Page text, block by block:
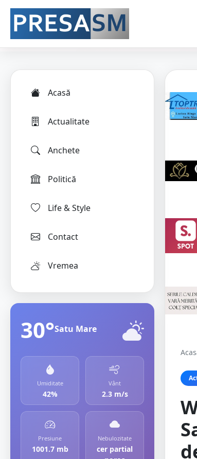
Acasă
Actualitate
Anchete
Politică
Life & Style
Contact
Vremea
30°Satu Mare
Umiditate
42%
Vânt
2.3 m/s
Presiune
1001.7 mb
Nebulozitate
cer partial